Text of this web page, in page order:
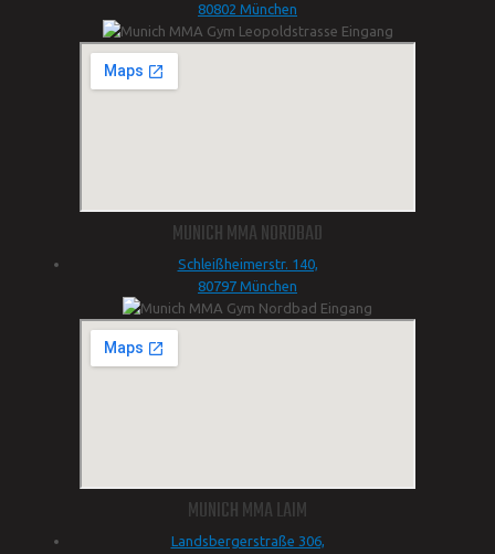
80802 München
MUNICH MMA NORDBAD
Schleißheimerstr. 140,
80797 München
MUNICH MMA LAIM
Landsbergerstraße 306,